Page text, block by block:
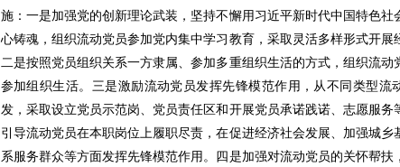
施：一是加强党的创新理论武装，坚持不懈用习近平新时代中国特色社
心铸魂，组织流动党员参加党内集中学习教育，采取灵活多样形式开展
二是按照党员组织关系一方隶属、参加多重组织生活的方式，组织流动
参加组织生活。三是激励流动党员发挥先锋模范作用，从不同类型流
发，采取设立党员示范岗、党员责任区和开展党员承诺践诺、志愿服务
引导流动党员在本职岗位上履职尽责，在促进经济社会发展、加强城乡
系服务群众等方面发挥先锋模范作用。四是加强对流动党员的关怀帮扶